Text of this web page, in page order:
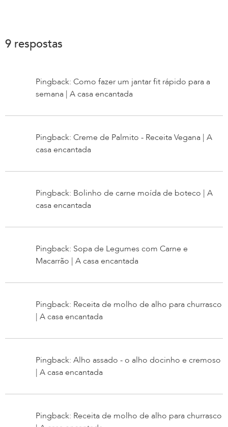
9 respostas
Pingback: Como fazer um jantar fit rápido para a
semana | A casa encantada
Pingback: Creme de Palmito - Receita Vegana | A
casa encantada
Pingback: Bolinho de carne moída de boteco | A
casa encantada
Pingback: Sopa de Legumes com Carne e
Macarrão | A casa encantada
Pingback: Receita de molho de alho para churrasco
| A casa encantada
Pingback: Alho assado - o alho docinho e cremoso
| A casa encantada
Pingback: Receita de molho de alho para churrasco